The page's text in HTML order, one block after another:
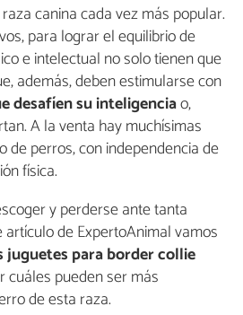
canina cada vez más popular.
para lograr el equilibrio de
e intelectual no solo tienen que
además, deben estimularse con
desafíen su inteligenciao,
A la venta hay muchísimas
de perros, con independencia de
física.
y perderse ante tanta
de ExpertoAnimal vamos
juguetes para border collie
cuáles pueden ser más
de esta raza.